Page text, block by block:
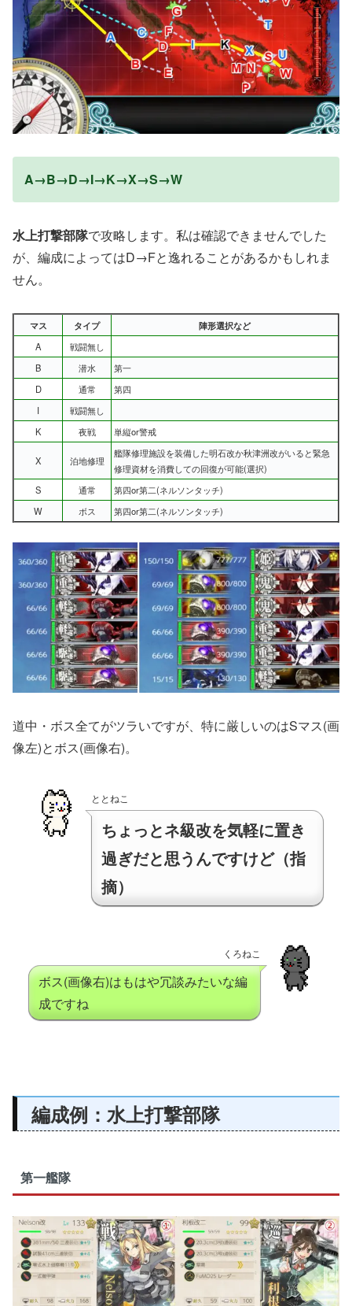
A→B→D→I→K→X→S→W
水上打撃部隊で攻略します。私は確認できませんでした
が、編成によってはD→Fと逸れることがあるかもしれま
せん。
マス タイプ
陣形選択など
A
戦闘無し
B
潜水
第一
D
通常
第四
I
戦闘無し
K
夜戦 単縦or警戒
X 泊地修理
艦隊修理施設を装備した明石改か秋津洲改がいると緊急
修理資材を消費しての回復が可能(選択)
S
通常
第四or第二(ネルソンタッチ)
W
ボス 第四or第二(ネルソンタッチ)
道中・ボス全てがツラいですが、特に厳しいのはSマス(画
像左)とボス(画像右)。
ととねこ
ちょっとネ級改を気軽に置き
過ぎだと思うんですけど（指
摘）
くろねこ
ボス(画像右)はもはや冗談みたいな編
成ですね
編成例：水上打撃部隊
第一艦隊